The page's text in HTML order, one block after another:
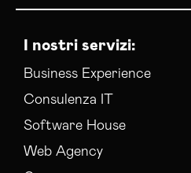
I nostri servizi:
Business Experience
Consulenza IT
Software House
Web Agency